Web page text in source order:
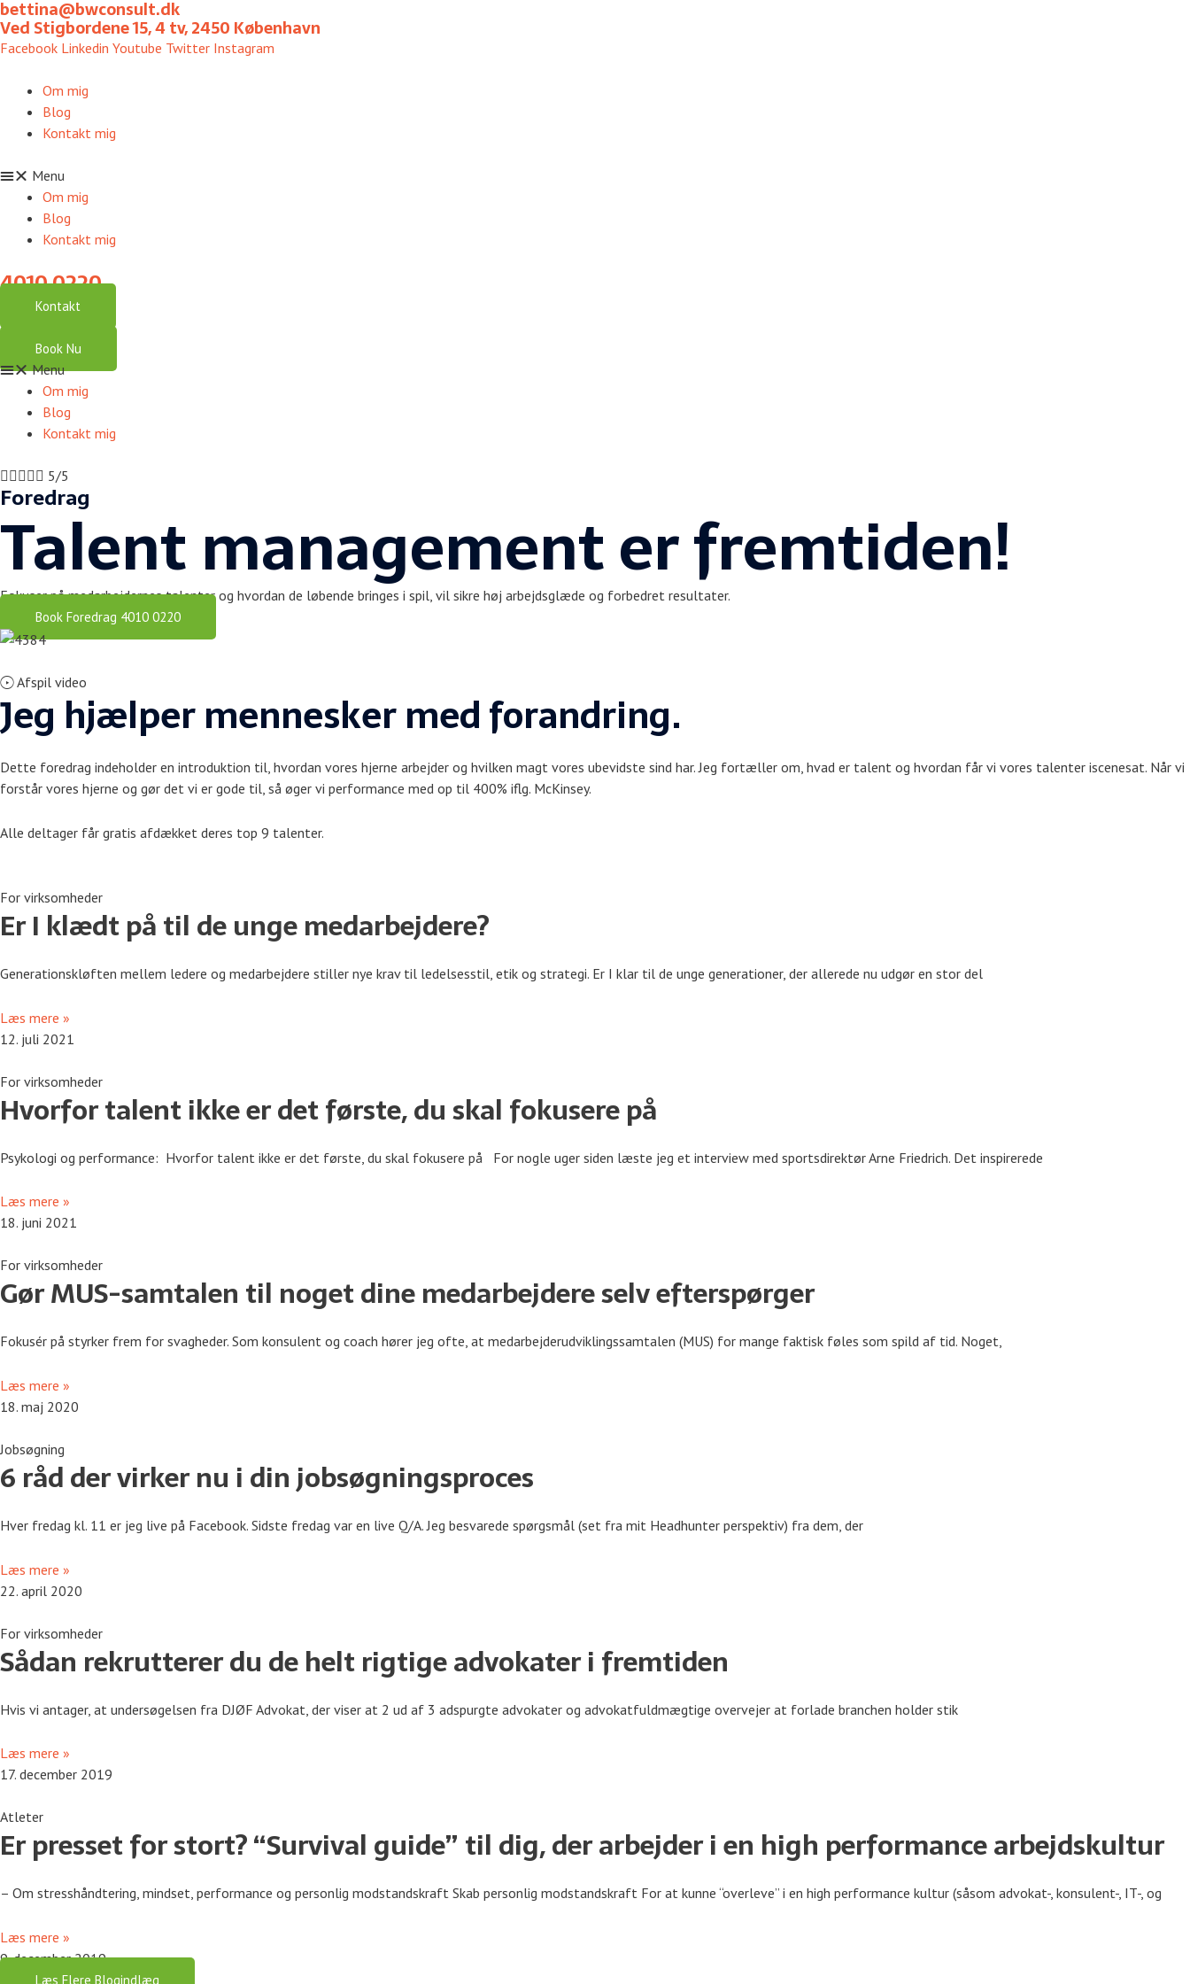
Gå
til
indholdet
bettina@bwconsult.dk
Ved Stigbordene 15, 4 tv, 2450 København
Facebook Linkedin Youtube Twitter Instagram
Om mig
Blog
Kontakt mig
Menu
Om mig
Blog
Kontakt mig
4010 0220
Kontakt
Book Nu
Menu
Om mig
Blog
Kontakt mig
 5/5
Foredrag
Talent management er fremtiden!
Fokuser på medarbejdernes talenter og hvordan de løbende bringes i spil, vil sikre høj arbejdsglæde og forbedret resultater.
Book Foredrag 4010 0220
Afspil video
Jeg hjælper mennesker med forandring.
Dette foredrag indeholder en introduktion til, hvordan vores hjerne arbejder og hvilken magt vores ubevidste sind har. Jeg fortæller om, hvad er talent og hvordan får vi vores talenter iscenesat. Når vi
forstår vores hjerne og gør det vi er gode til, så øger vi performance med op til 400% iflg. McKinsey.
Alle deltager får gratis afdækket deres top 9 talenter.
For virksomheder
Er I klædt på til de unge medarbejdere?
Generationskløften mellem ledere og medarbejdere stiller nye krav til ledelsesstil, etik og strategi. Er I klar til de unge generationer, der allerede nu udgør en stor del
Læs mere »
12. juli 2021
For virksomheder
Hvorfor talent ikke er det første, du skal fokusere på
Psykologi og performance: Hvorfor talent ikke er det første, du skal fokusere på For nogle uger siden læste jeg et interview med sportsdirektør Arne Friedrich. Det inspirerede
Læs mere »
18. juni 2021
For virksomheder
Gør MUS-samtalen til noget dine medarbejdere selv efterspørger
Fokusér på styrker frem for svagheder. Som konsulent og coach hører jeg ofte, at medarbejderudviklingssamtalen (MUS) for mange faktisk føles som spild af tid. Noget,
Læs mere »
18. maj 2020
Jobsøgning
6 råd der virker nu i din jobsøgningsproces
Hver fredag kl. 11 er jeg live på Facebook. Sidste fredag var en live Q/A. Jeg besvarede spørgsmål (set fra mit Headhunter perspektiv) fra dem, der
Læs mere »
22. april 2020
For virksomheder
Sådan rekrutterer du de helt rigtige advokater i fremtiden
Hvis vi antager, at undersøgelsen fra DJØF Advokat, der viser at 2 ud af 3 adspurgte advokater og advokatfuldmægtige overvejer at forlade branchen holder stik
Læs mere »
17. december 2019
Atleter
Er presset for stort? “Survival guide” til dig, der arbejder i en high performance arbejdskultur
– Om stresshåndtering, mindset, performance og personlig modstandskraft Skab personlig modstandskraft For at kunne “overleve” i en high performance kultur (såsom advokat-, konsulent-, IT-, og
Læs mere »
9. december 2019
Læs Flere Blogindlæg